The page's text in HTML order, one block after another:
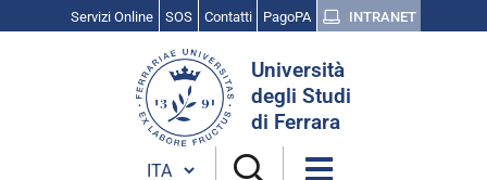
Servizi Online SOS Contatti PagoPA INTRANET
Università
degli Studi
di Ferrara
Cambia lingua